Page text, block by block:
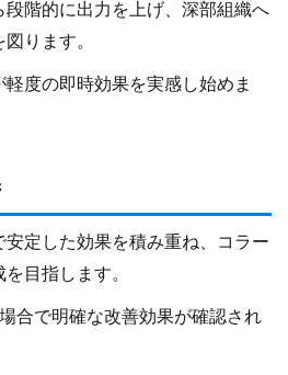
階的に出力を上げ、深部組織へ
ります。
度の即時効果を実感し始めま
定した効果を積み重ね、コラー
目指します。
合で明確な改善効果が確認され